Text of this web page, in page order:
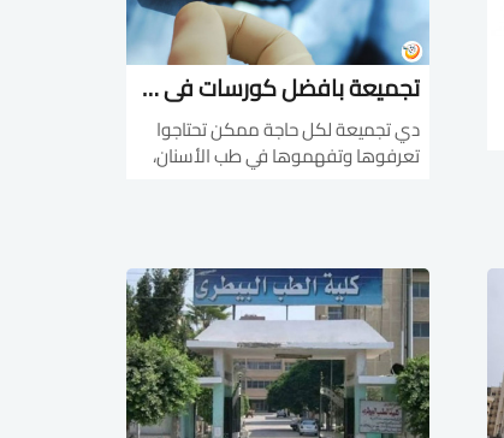
تجميعة بافضل كورسات في طب الأسنان
دي تجميعة لكل حاجة ممكن تحتاجوا
تعرفوها وتفهموها في طب الأسنان،
https://goo.gl/gEu6RD- تركيبات
الأسنان المتحركة من هنا ht...